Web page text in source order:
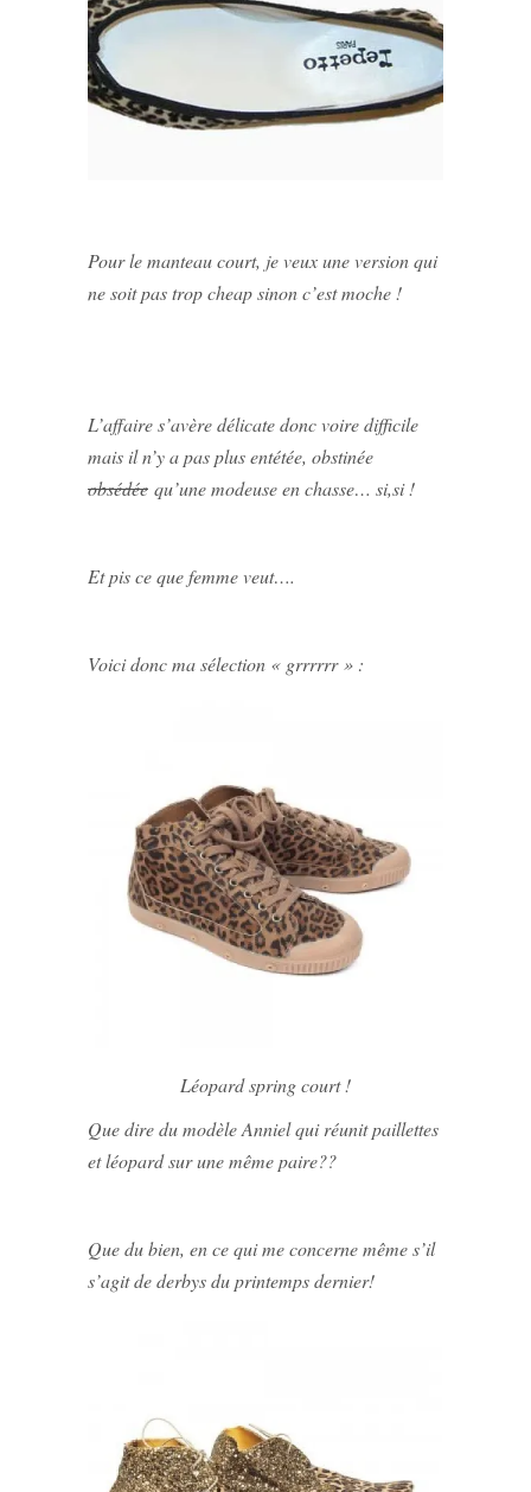
Pour le manteau court, je veux une version qui
ne soit pas trop cheap sinon c’est moche !
L’affaire s’avère délicate donc voire difficile
mais il n’y a pas plus entétée, obstinée
obsédée qu’une modeuse en chasse… si,si !
Et pis ce que femme veut….
Voici donc ma sélection « grrrrrr » :
Léopard spring court !
Que dire du modèle Anniel qui réunit paillettes
et léopard sur une même paire??
Que du bien, en ce qui me concerne même s’il
s’agit de derbys du printemps dernier!